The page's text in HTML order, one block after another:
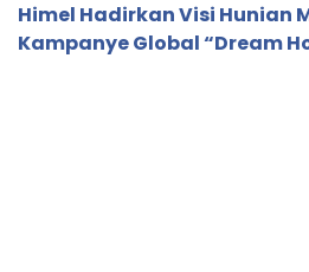
Himel Hadirkan Visi Hunian
Kampanye Global “Dream